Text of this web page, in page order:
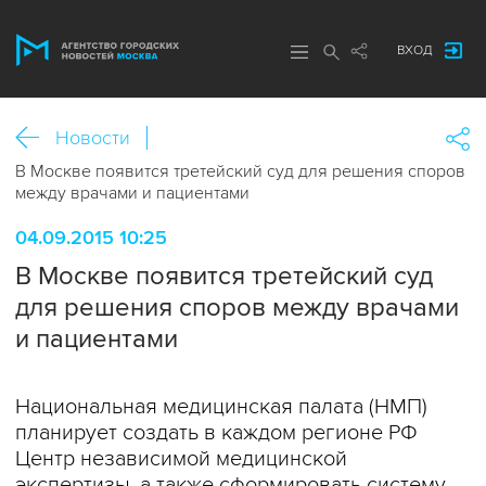
ВХОД
Новости
В Москве появится третейский суд для решения споров
между врачами и пациентами
04.09.2015 10:25
В Москве появится третейский суд
для решения споров между врачами
и пациентами
Национальная медицинская палата (НМП)
планирует создать в каждом регионе РФ
Центр независимой медицинской